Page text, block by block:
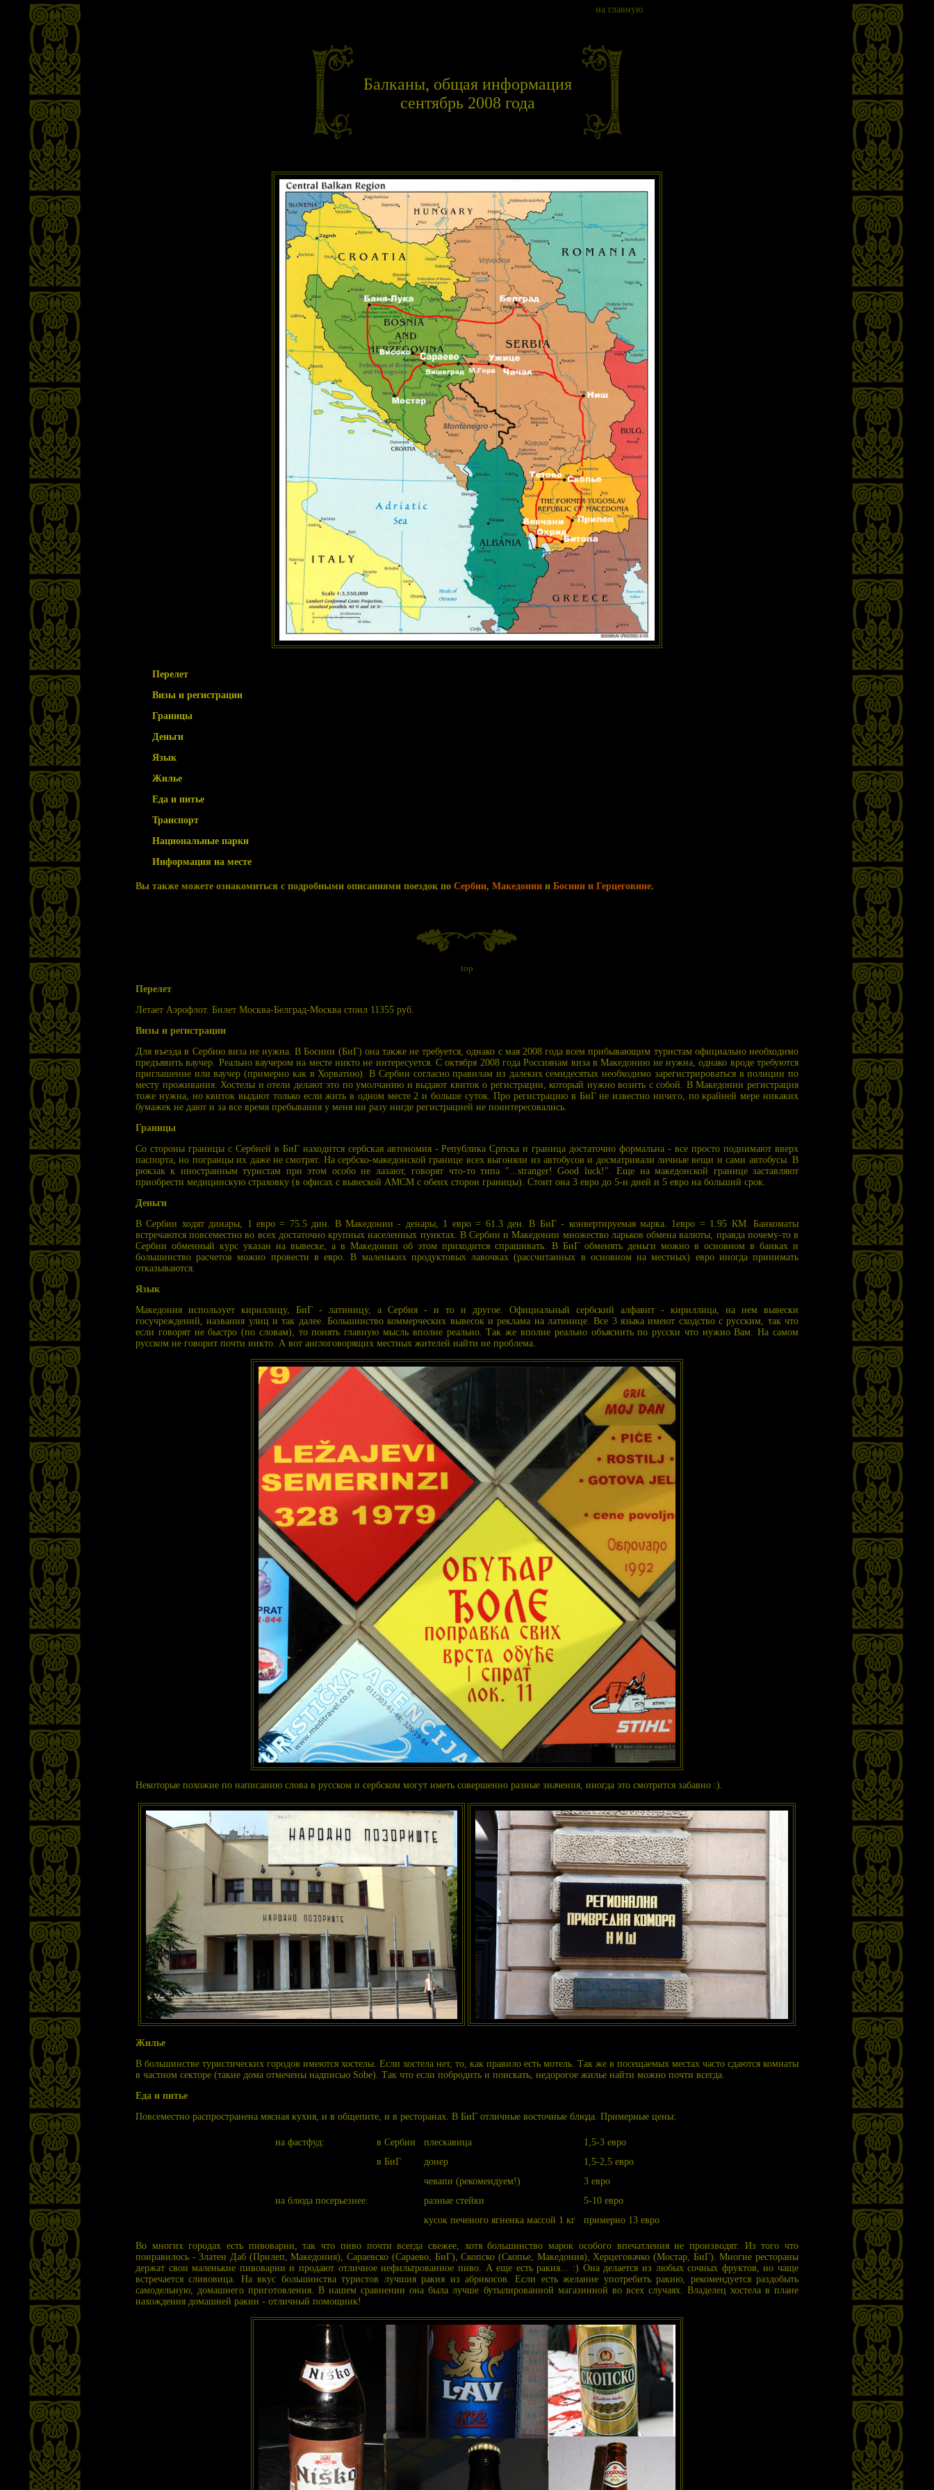
на главную
Балканы, общая информация
сентябрь 2008 года
Перелет
Визы и регистрации
Границы
Деньги
Язык
Жилье
Еда и питье
Транспорт
Национальные парки
Информация на месте
Вы также можете ознакомиться с подробными описаниями поездок по Сербии, Македонии и Боснии и Герцеговине.
top
Перелет
Летает Аэрофлот. Билет Москва-Белград-Москва стоил 11355 руб.
Визы и регистрации
Для въезда в Сербию виза не нужна. В Боснии (БиГ) она также не требуется, однако с мая 2008 года всем прибывающим туристам официально необходимо
предъявить ваучер. Реально ваучером на месте никто не интересуется. С октября 2008 года Россиянам виза в Македонию не нужна, однако вроде требуются
приглашение или ваучер (примерно как в Хорватию). В Сербии согласно правилам из далеких семидесятых необходимо зарегистрироваться в полиции по
месту проживания. Хостелы и отели делают это по умолчанию и выдают квиток о регистрации, который нужно возить с собой. В Македонии регистрация
тоже нужна, но квиток выдают только если жить в одном месте 2 и больше суток. Про регистрацию в БиГ не известно ничего, по крайней мере никаких
бумажек не дают и за все время пребывания у меня ни разу нигде регистрацией не поинтересовались.
Границы
Со стороны границы с Сербией в БиГ находится сербская автономия - Република Српска и граница достаточно формальна - все просто поднимают вверх
паспорта, но погранцы их даже не смотрят. На сербско-македонской границе всех выгоняли из автобусов и досматривали личные вещи и сами автобусы. В
рюкзак к иностранным туристам при этом особо не лазают, говорят что-то типа "...stranger! Good luck!". Еще на македонской границе заставляют
приобрести медицинскую страховку (в офисах с вывеской АМСМ с обеих сторон границы). Стоит она 3 евро до 5-и дней и 5 евро на больший срок.
Деньги
В Сербии ходят динары, 1 евро = 75.5 дин. В Македонии - денары, 1 евро = 61.3 ден. В БиГ - конвертируемая марка. 1евро = 1.95 КМ. Банкоматы
встречаются повсеместно во всех достаточно крупных населенных пунктах. В Сербии и Македонии множество ларьков обмена валюты, правда почему-то в
Сербии обменный курс указан на вывеске, а в Македонии об этом приходится спрашивать. В БиГ обменять деньги можно в основном в банках и
большинство расчетов можно провести в евро. В маленьких продуктовых лавочках (рассчитанных в основном на местных) евро иногда принимать
отказываются.
Язык
Македония использует кириллицу, БиГ - латиницу, а Сербия - и то и другое. Официальный сербский алфавит - кириллица, на нем вывески
госучреждений, названия улиц и так далее. Большинство коммерческих вывесок и реклама на латинице. Все 3 языка имеют сходство с русским, так что
если говорят не быстро (по словам), то понять главную мысль вполне реально. Так же вполне реально объяснить по русски что нужно Вам. На самом
русском не говорит почти никто. А вот англоговорящих местных жителей найти не проблема.
Некоторые похожие по написанию слова в русском и сербском могут иметь совершенно разные значения, иногда это смотрится забавно :).
Жилье
В большинстве туристических городов имеются хостелы. Если хостела нет, то, как правило есть мотель. Так же в посещаемых местах часто сдаются комнаты
в частном секторе (такие дома отмечены надписью Sobe). Так что если побродить и поискать, недорогое жилье найти можно почти всегда.
Еда и питье
Повсеместно распространена мясная кухня, и в общепите, и в ресторанах. В БиГ отличные восточные блюда. Примерные цены:
на фастфуд: в Сербии плескавица
1,5-3 евро
в БиГ
донер
1,5-2,5 евро
чевапи (рекомендуем!)
3 евро
на блюда посерьезнее:
разные стейки
5-10 евро
кусок печеного ягненка массой 1 кг
примерно 13 евро
Во многих городах есть пивоварни, так что пиво почти всегда свежее, хотя большинство марок особого впечатления не производят. Из того что
понравилось - Златен Даб (Прилеп, Македония), Сараевско (Сараево, БиГ), Скопско (Скопье, Македония), Херцеговачко (Мостар, БиГ). Многие рестораны
держат свои маленькие пивоварни и продают отличное нефильтрованное пиво. А еще есть ракия... :) Она делается из любых сочных фруктов, но чаще
встречается сливовица. На вкус большинства туристов лучшия ракия из абрикосов. Если есть желание употребить ракию, рекомендуется раздобыть
самодельную, домашнего приготовления. В нашем сравнении она была лучше бутылированной магазинной во всех случаях. Владелец хостела в плане
нахождения домашней ракии - отличный помощник!